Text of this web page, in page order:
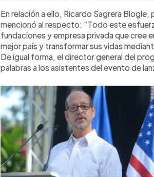
En relación a ello, Ricardo Sagrera
mencionó al respecto: “Todo este
fundaciones y empresa privada que cree
mejor país y transformar sus vidas
De igual forma, el director general del
palabras a los asistentes del evento de